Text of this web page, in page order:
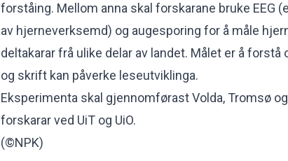
forståing. Mellom anna skal forskarane bruke EEG
av hjerneverksemd) og augesporing for å måle
deltakarar frå ulike delar av landet. Målet er å forstå
og skrift kan påverke leseutviklinga.
Eksperimenta skal gjennomførast Volda, Tromsø
forskarar ved UiT og UiO.
(©NPK)